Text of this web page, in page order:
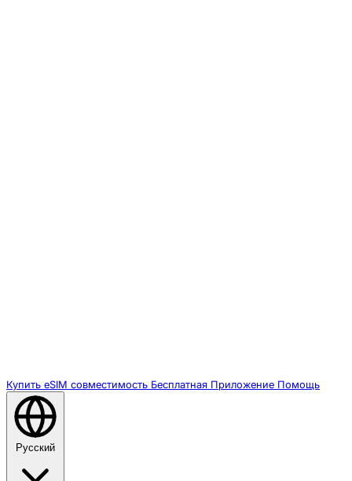
Купить eSIM совместимость Бесплатная Приложение Помощь
Русский